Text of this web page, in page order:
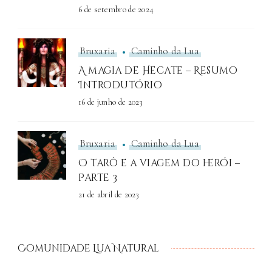
6 de setembro de 2024
Bruxaria Caminho da Lua
A magia de Hecate – Resumo
Introdutório
16 de junho de 2023
Bruxaria Caminho da Lua
O tarô e a viagem do herói –
Parte 3
21 de abril de 2023
Comunidade Lua Natural